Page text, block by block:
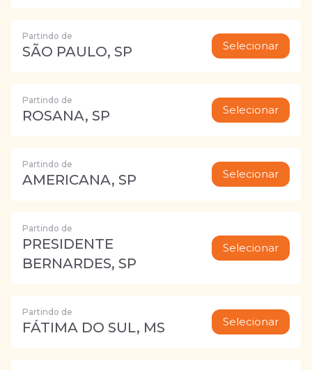
Partindo de
SÃO PAULO, SP Selecionar
Partindo de
ROSANA, SP Selecionar
Partindo de
AMERICANA, SP Selecionar
Partindo de
PRESIDENTE
BERNARDES, SP
Selecionar
Partindo de
FÁTIMA DO SUL, MS Selecionar